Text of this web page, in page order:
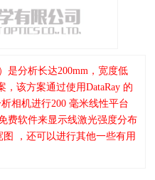
是分析长达200mm，宽度低
，该方案通过使用DataRay 的
相机进行200 毫米线性平台
费软件来显示线激光强度分布
，还可以进行其他一些有用